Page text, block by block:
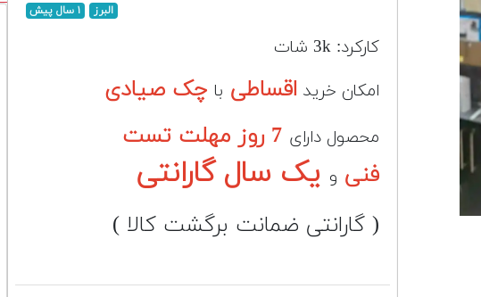
البرز ۱ سال پیش
کارکرد: 3k شات
امکان خرید اقساطی با چک صیادی
محصول دارای
7 روز مهلت تست
فنی و یک سال گارانتی
( گارانتی ضمانت برگشت کالا )